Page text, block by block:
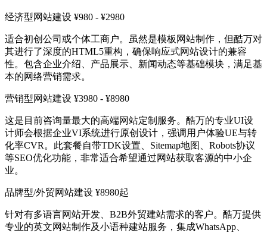
经济型网站建设 ¥980 - ¥2980
适合初创公司或个体工商户。虽然是模板网站制作，但酷万对
其进行了深度的HTML5重构，确保响应式网站设计的兼容
性。包含企业介绍、产品展示、新闻动态等基础模块，满足基
本的网络营销需求。
营销型网站建设 ¥3980 - ¥8980
这是目前咨询量最大的高端网站定制服务。酷万的专业UI设
计师会根据企业VI系统进行原创设计，强调用户体验UE与转
化率CVR。此套餐自带TDK设置、Sitemap地图、Robots协议
等SEO优化功能，非常适合希望通过网站获取客源的中小企
业。
品牌型/外贸网站建设 ¥8980起
针对有多语言网站开发、B2B外贸建站需求的客户。酷万提供
专业的英文网站制作及小语种建站服务，集成WhatsApp、